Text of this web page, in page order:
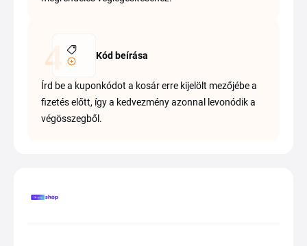
Kód beírása
Írd be a kuponkódot a kosár erre kijelölt mezőjébe a
fizetés előtt, így a kedvezmény azonnal levonódik a
végösszegből.